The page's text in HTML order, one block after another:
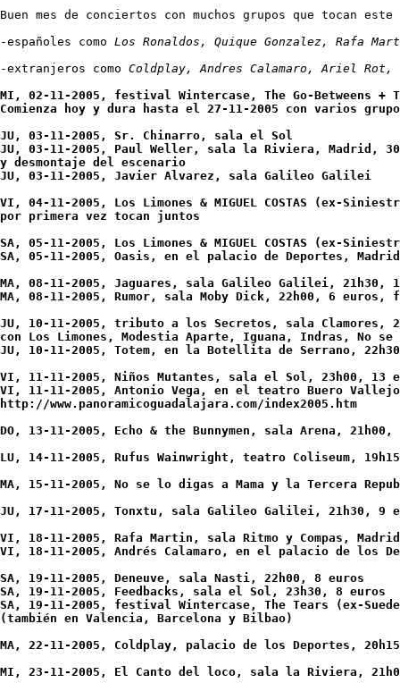
Buen mes de conciertos con muchos grupos que tocan
-españoles como Los Ronaldos, Quique Gonzalez, Rafa
-extranjeros como Coldplay, Andres Calamaro, Ariel Rot,
MI, 02-11-2005, festival Wintercase, The Go-Betweens
Comienza hoy y dura hasta el 27-11-2005 con varios
JU, 03-11-2005, Sr. Chinarro, sala el Sol
JU, 03-11-2005, Paul Weller, sala la Riviera, Madrid, 30
y desmontaje del escenario
JU, 03-11-2005, Javier Alvarez, sala Galileo Galilei
VI, 04-11-2005, Los Limones & MIGUEL COSTAS (ex-
por primera vez tocan juntos
SA, 05-11-2005, Los Limones & MIGUEL COSTAS (ex-
SA, 05-11-2005, Oasis, en el palacio de Deportes,
MA, 08-11-2005, Jaguares, sala Galileo Galilei, 21h30,
MA, 08-11-2005, Rumor, sala Moby Dick, 22h00, 6
JU, 10-11-2005, tributo a los Secretos, sala Clamores,
con Los Limones, Modestia Aparte, Iguana, Indras, No
JU, 10-11-2005, Totem, en la Botellita de Serrano,
VI, 11-11-2005, Niños Mutantes, sala el Sol, 23h00, 13
VI, 11-11-2005, Antonio Vega, en el teatro Buero
http://www.panoramicoguadalajara.com/index2005.htm
DO, 13-11-2005, Echo & the Bunnymen, sala Arena, 21h00,
LU, 14-11-2005, Rufus Wainwright, teatro Coliseum,
MA, 15-11-2005, No se lo digas a Mama y la Tercera
JU, 17-11-2005, Tonxtu, sala Galileo Galilei, 21h30, 9
VI, 18-11-2005, Rafa Martin, sala Ritmo y Compas,
VI, 18-11-2005, Andrés Calamaro, en el palacio de los
SA, 19-11-2005, Deneuve, sala Nasti, 22h00, 8 euros
SA, 19-11-2005, Feedbacks, sala el Sol, 23h30, 8 euros
SA, 19-11-2005, festival Wintercase, The Tears (ex-
(también en Valencia, Barcelona y Bilbao)
MA, 22-11-2005, Coldplay, palacio de los Deportes,
MI, 23-11-2005, El Canto del loco, sala la Riviera,